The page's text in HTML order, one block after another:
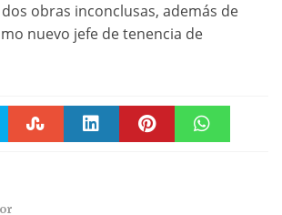
obras inconclusas, además de
nuevo jefe de tenencia de